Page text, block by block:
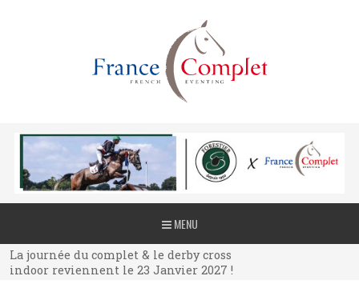
MENU
La journée du complet & le derby cross
indoor reviennent le 23 Janvier 2027 !
La journée du complet & le derby cross
indoor reviennent le 23 Janvier 2027 !